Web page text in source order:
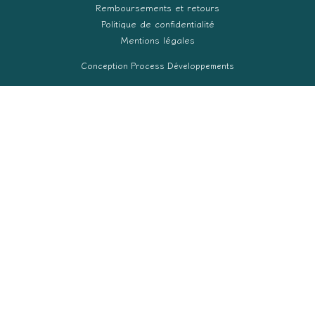
Remboursements et retours
Politique de confidentialité
Mentions légales
Conception Process Développements